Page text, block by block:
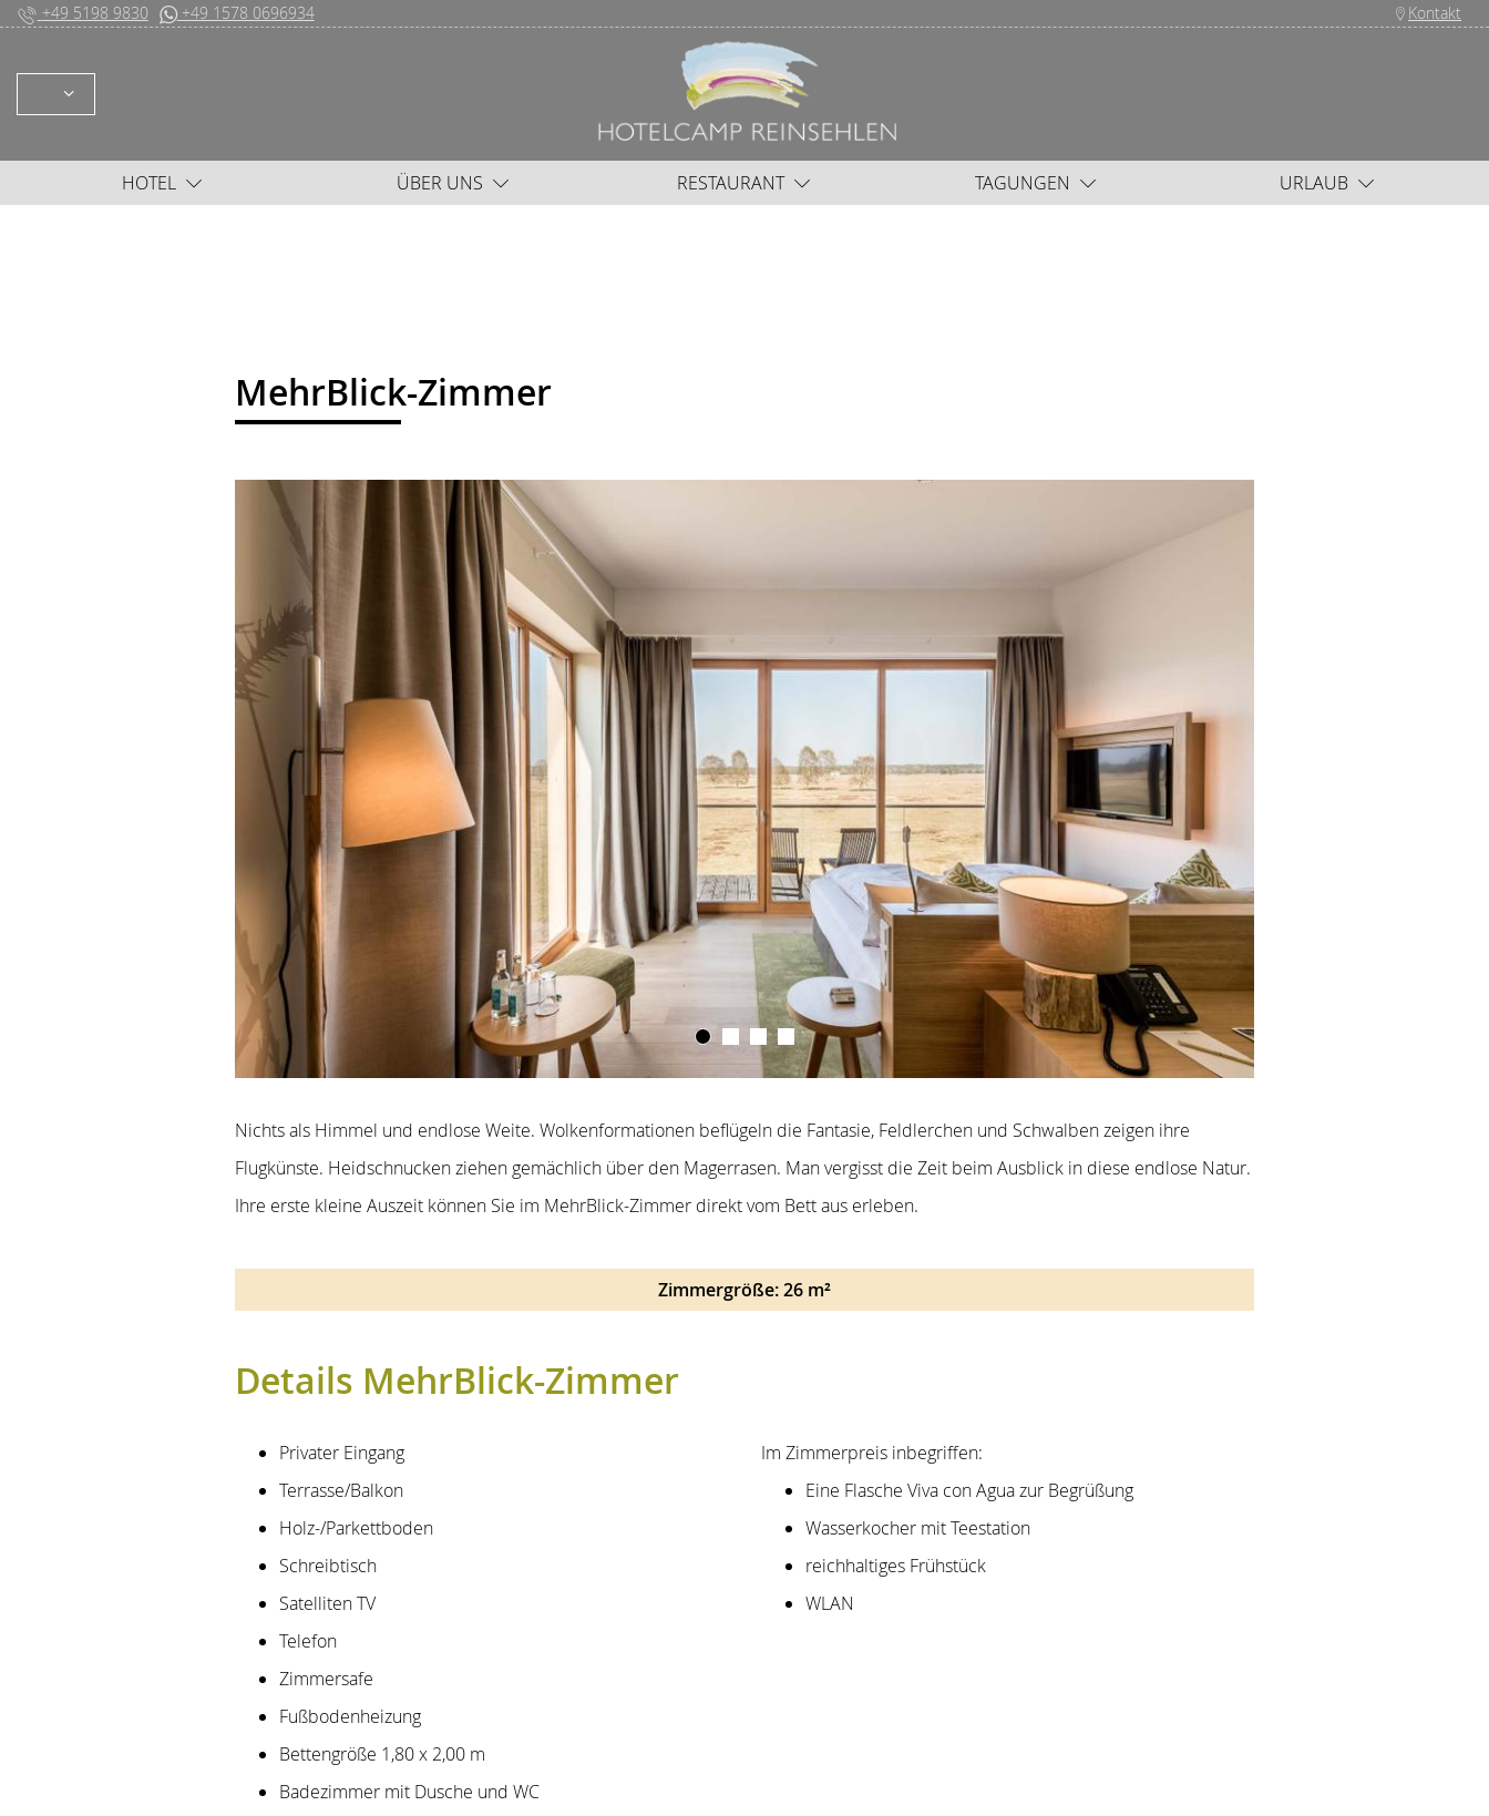
+49 5198 9830 +49 1578 0696934 Kontakt
HOTEL ÜBER UNS RESTAURANT TAGUNGEN URLAUB
MehrBlick-Zimmer
03 04
Nichts als Himmel und endlose Weite. Wolkenformationen beflügeln die Fantasie, Feldlerchen und Schwalben zeigen ihre
Flugkünste. Heidschnucken ziehen gemächlich über den Magerrasen. Man vergisst die Zeit beim Ausblick in diese endlose Natur.
Ihre erste kleine Auszeit können Sie im MehrBlick-Zimmer direkt vom Bett aus erleben.
Zimmergröße: 26 m²
Details MehrBlick-Zimmer
Privater Eingang
Terrasse/Balkon
Holz-/Parkettboden
Schreibtisch
Satelliten TV
Telefon
Zimmersafe
Fußbodenheizung
Bettengröße 1,80 x 2,00 m
Badezimmer mit Dusche und WC
Im Zimmerpreis inbegriffen:
Eine Flasche Viva con Agua zur Begrüßung
Wasserkocher mit Teestation
reichhaltiges Frühstück
WLAN